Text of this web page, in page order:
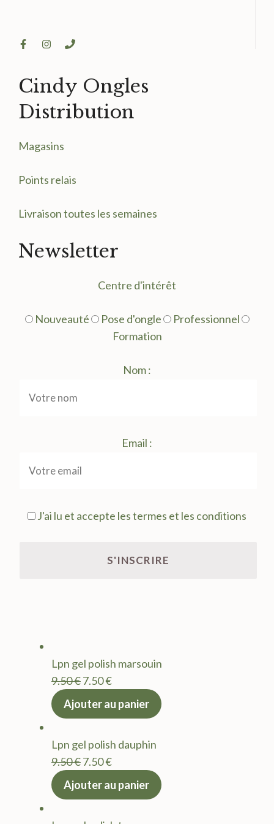
Cindy Ongles
Distribution
Magasins
Points relais
Livraison toutes les semaines
Newsletter
Centre d'intérêt
Nouveauté Pose d'ongle
Professionnel
Formation
Nom :
Email :
J'ai lu et accepte les termes et les conditions
Lpn gel polish marsouin
9.50€Le
prix
9.50 €.
7.50€Le
actuel
7.50 €.
Ajouter au panier
Lpn gel polish dauphin
9.50€Le
prix
7.50€Le
actuel
Ajouter au panier